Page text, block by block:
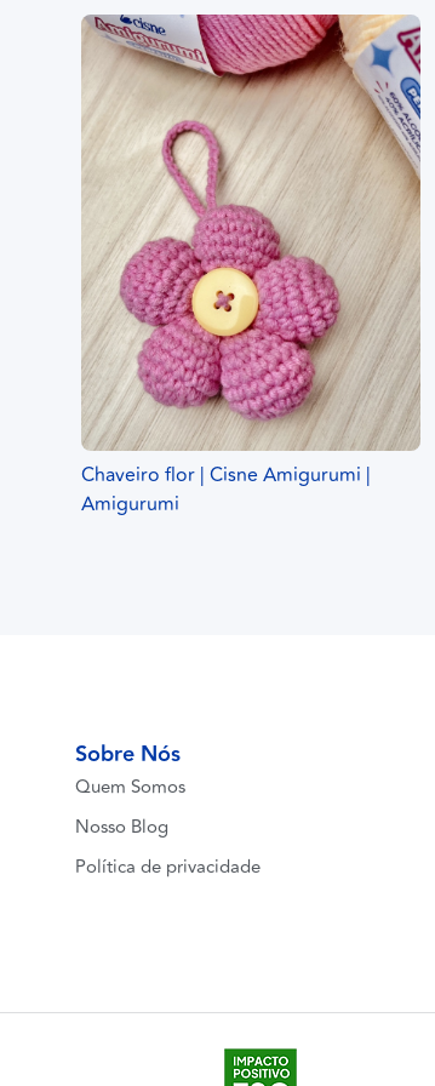
Chaveiro flor | Cisne Amigurumi |
Amigurumi
Sobre Nós
Quem Somos
Nosso Blog
Política de privacidade